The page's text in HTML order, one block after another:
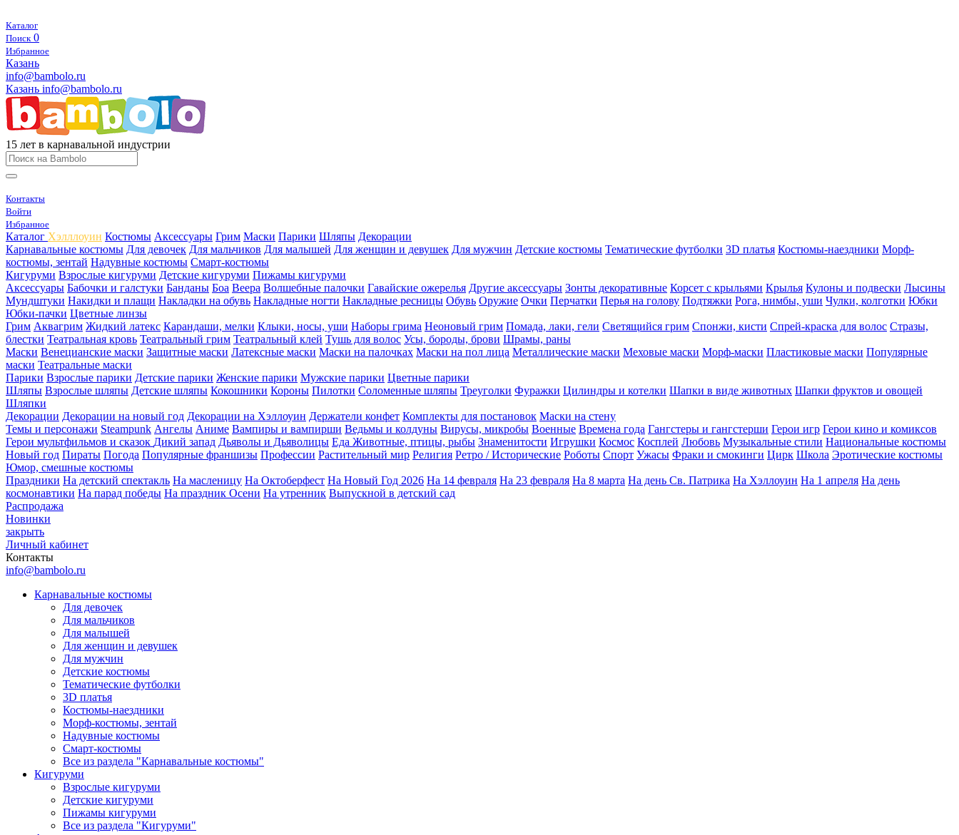
Каталог
Поиск 0
Избранное
Казань
info@bambolo.ru
Казань info@bambolo.ru
15 лет в карнавальной индустрии
Контакты
Войти
Избранное
Каталог Хэлллоуин Костюмы Аксессуары Грим Маски Парики Шляпы Декорации
Карнавальные костюмы Для девочек Для мальчиков Для малышей Для женщин и девушек Для мужчин Детские костюмы Тематические футболки 3D платья Костюмы-наездники Морф-
костюмы, зентай Надувные костюмы Смарт-костюмы
Кигуруми Взрослые кигуруми Детские кигуруми Пижамы кигуруми
Аксессуары Бабочки и галстуки Банданы Боа Веера Волшебные палочки Гавайские ожерелья Другие аксессуары Зонты декоративные Корсет с крыльями Крылья Кулоны и подвески Лысины
Мундштуки Накидки и плащи Накладки на обувь Накладные ногти Накладные ресницы Обувь Оружие Очки Перчатки Перья на голову Подтяжки Рога, нимбы, уши Чулки, колготки Юбки
Юбки-пачки Цветные линзы
Грим Аквагрим Жидкий латекс Карандаши, мелки Клыки, носы, уши Наборы грима Неоновый грим Помада, лаки, гели Светящийся грим Спонжи, кисти Спрей-краска для волос Стразы,
блестки Театральная кровь Театральный грим Театральный клей Тушь для волос Усы, бороды, брови Шрамы, раны
Маски Венецианские маски Защитные маски Латексные маски Маски на палочках Маски на пол лица Металлические маски Меховые маски Морф-маски Пластиковые маски Популярные
маски Театральные маски
Парики Взрослые парики Детские парики Женские парики Мужские парики Цветные парики
Шляпы Взрослые шляпы Детские шляпы Кокошники Короны Пилотки Соломенные шляпы Треуголки Фуражки Цилиндры и котелки Шапки в виде животных Шапки фруктов и овощей
Шляпки
Декорации Декорации на новый год Декорации на Хэллоуин Держатели конфет Комплекты для постановок Маски на стену
Темы и персонажи Steampunk Ангелы Аниме Вампиры и вампирши Ведьмы и колдуны Вирусы, микробы Военные Времена года Гангстеры и гангстерши Герои игр Герои кино и комиксов
Герои мультфильмов и сказок Дикий запад Дьяволы и Дьяволицы Еда Животные, птицы, рыбы Знаменитости Игрушки Космос Косплей Любовь Музыкальные стили Национальные костюмы
Новый год Пираты Погода Популярные франшизы Профессии Растительный мир Религия Ретро / Исторические Роботы Спорт Ужасы Фраки и смокинги Цирк Школа Эротические костюмы
Юмор, смешные костюмы
Праздники На детский спектакль На масленицу На Октоберфест На Новый Год 2026 На 14 февраля На 23 февраля На 8 марта На день Св. Патрика На Хэллоуин На 1 апреля На день
космонавтики На парад победы На праздник Осени На утренник Выпускной в детский сад
Распродажа
Новинки
закрыть
Личный кабинет
Контакты
info@bambolo.ru
Карнавальные костюмы
Для девочек
Для мальчиков
Для малышей
Для женщин и девушек
Для мужчин
Детские костюмы
Тематические футболки
3D платья
Костюмы-наездники
Морф-костюмы, зентай
Надувные костюмы
Смарт-костюмы
Все из раздела "Карнавальные костюмы"
Кигуруми
Взрослые кигуруми
Детские кигуруми
Пижамы кигуруми
Все из раздела "Кигуруми"